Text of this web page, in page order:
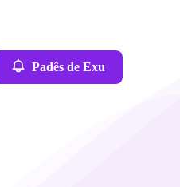
Padês de Exu